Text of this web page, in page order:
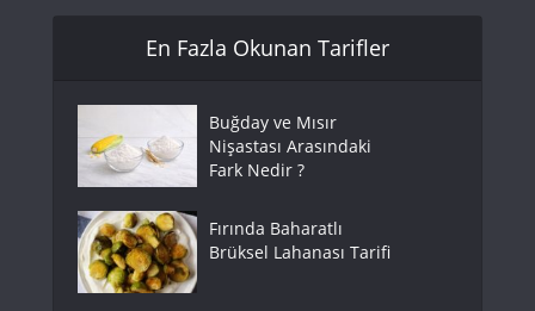
En Fazla Okunan Tarifler
Buğday ve Mısır
Nişastası Arasındaki
Fark Nedir ?
Fırında Baharatlı
Brüksel Lahanası Tarifi